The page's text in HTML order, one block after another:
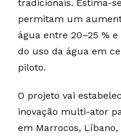
tradicionais. Estima-
permitam um
água entre 20–25 %
do uso da água em
piloto.
O projeto vai
inovação multi-ator
em Marrocos,